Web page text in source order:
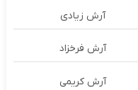
آرش زیادی
آرش فرخزاد
آرش کریمی